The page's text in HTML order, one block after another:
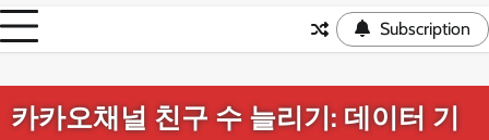
Subscription
카카오채널 친구 수 늘리기: 데이터 기